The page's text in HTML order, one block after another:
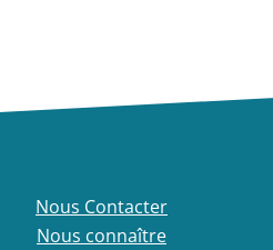
Nous Contacter
Nous connaître